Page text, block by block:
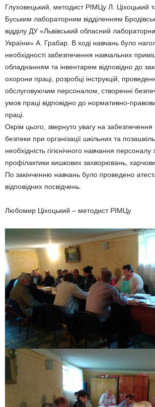
Глуховецький, методист РІМЦу Л. Ціхоцький
Буським лабораторним відділенням
відділу ДУ «Львівський обласний
України» А. Грабар. В ході навчань було
необхідності забезпечення навчальних
обладнанням та інвентарем відповідно до
охорони праці, розробці інструкцій,
обслуговуючим персоналом, створенні
умов праці відповідно до нормативно-
праці.
Окрім цього, звернуто увагу на
безпеки при організації шкільних та
необхідність гігієнічного навчання персоналу
профілактики кишкових захворювань,
По закінченню навчань було проведено
відповідних посвідчень.
Любомир Ціхоцький – методист РІМЦу